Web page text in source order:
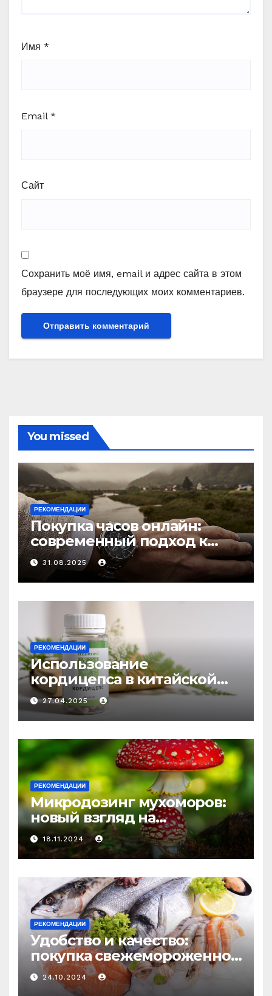
Имя *
Email *
Сайт
Сохранить моё имя, email и адрес сайта в этом
браузере для последующих моих комментариев.
You missed
РЕКОМЕНДАЦИИ
Покупка часов онлайн:
современный подход к
выбору аксессуаров
31.08.2025
РЕКОМЕНДАЦИИ
Использование
кордицепса в китайской
медицине: природное
средство против усталости
и истощения
27.04.2025
РЕКОМЕНДАЦИИ
Микродозинг мухоморов:
новый взгляд на
психоделику
18.11.2024
РЕКОМЕНДАЦИИ
Удобство и качество:
покупка свежемороженной
рыбы онлайн
24.10.2024